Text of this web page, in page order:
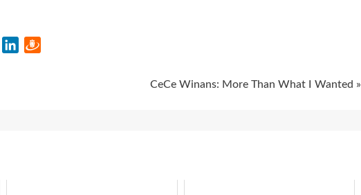
TelegramLinkedIn
CeCe Winans: More Than What I Wanted »